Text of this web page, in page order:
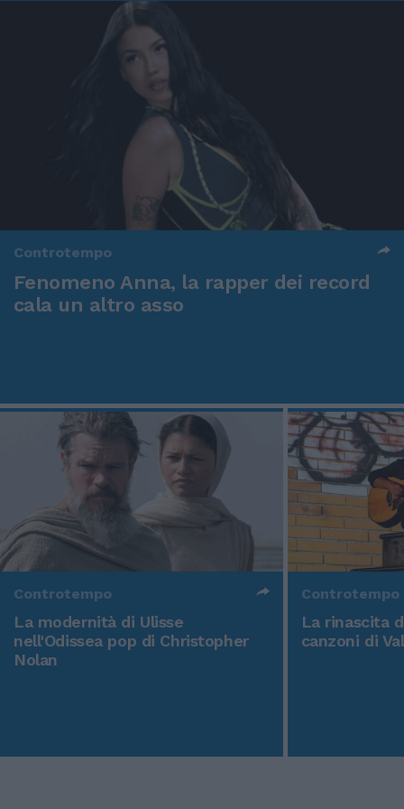
Controtempo
Fenomeno Anna, la rapper dei record
cala un altro asso
Controtempo
La modernità di Ulisse
nell'Odissea pop di Christopher
Nolan
Controtempo
La rinascita
canzoni di